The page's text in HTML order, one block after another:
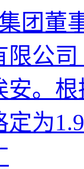
团董
公
安。
定为